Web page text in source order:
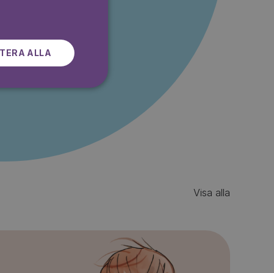
gratis
Visa alla
ALLA